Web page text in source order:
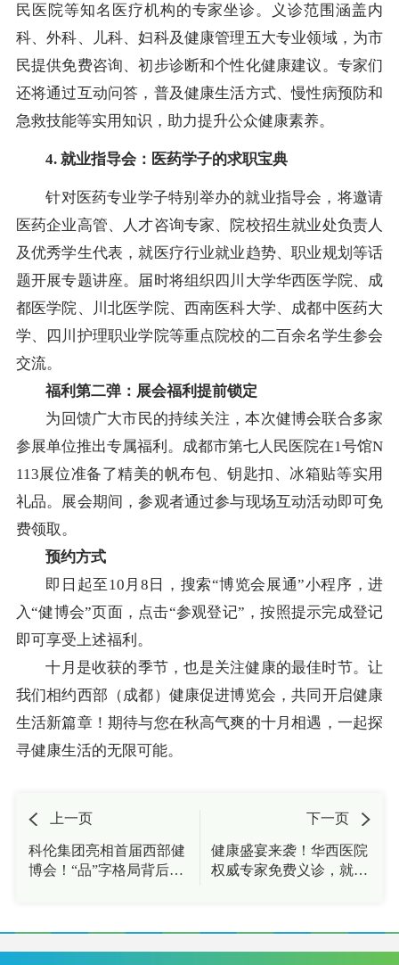
民医院等知名医疗机构的专家坐诊。义诊范围涵盖内
科、外科、儿科、妇科及健康管理五大专业领域，为市
民提供免费咨询、初步诊断和个性化健康建议。专家们
还将通过互动问答，普及健康生活方式、慢性病预防和
急救技能等实用知识，助力提升公众健康素养。
4. 就业指导会：医药学子的求职宝典
针对医药专业学子特别举办的就业指导会，将邀请
医药企业高管、人才咨询专家、院校招生就业处负责人
及优秀学生代表，就医疗行业就业趋势、职业规划等话
题开展专题讲座。届时将组织四川大学华西医学院、成
都医学院、川北医学院、西南医科大学、成都中医药大
学、四川护理职业学院等重点院校的二百余名学生参会
交流。
福利第二弹：展会福利提前锁定
为回馈广大市民的持续关注，本次健博会联合多家
参展单位推出专属福利。成都市第七人民医院在1号馆N
113展位准备了精美的帆布包、钥匙扣、冰箱贴等实用
礼品。展会期间，参观者通过参与现场互动活动即可免
费领取。
预约方式
即日起至10月8日，搜索“博览会展通”小程序，进
入“健博会”页面，点击“参观登记”，按照提示完成登记
即可享受上述福利。
十月是收获的季节，也是关注健康的最佳时节。让
我们相约西部（成都）健康促进博览会，共同开启健康
生活新篇章！期待与您在秋高气爽的十月相遇，一起探
寻健康生活的无限可能。
上一页
科伦集团亮相首届西部健
博会！“品”字格局背后的
下一页
健康盛宴来袭！华西医院
权威专家免费义诊，就在